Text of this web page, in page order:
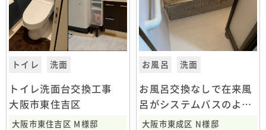
トイレ 洗面
トイレ洗面台交換工事
大阪市東住吉区
大阪市東住吉区 M様邸
お風呂 洗面
お風呂交換なしで在来風
呂がシステムバスのよう
に お風呂フィルム施
大阪市東成区 N様邸